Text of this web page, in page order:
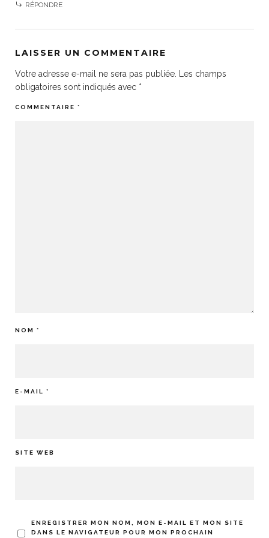
RÉPONDRE
LAISSER UN COMMENTAIRE
Votre adresse e-mail ne sera pas publiée.
Les champs
obligatoires sont indiqués avec *
COMMENTAIRE *
NOM *
E-MAIL *
SITE WEB
ENREGISTRER MON NOM, MON E-MAIL ET MON SITE
DANS LE NAVIGATEUR POUR MON PROCHAIN